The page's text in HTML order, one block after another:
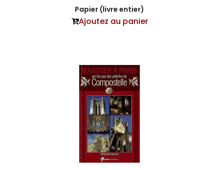
Papier (livre entier)
Ajoutez au panier